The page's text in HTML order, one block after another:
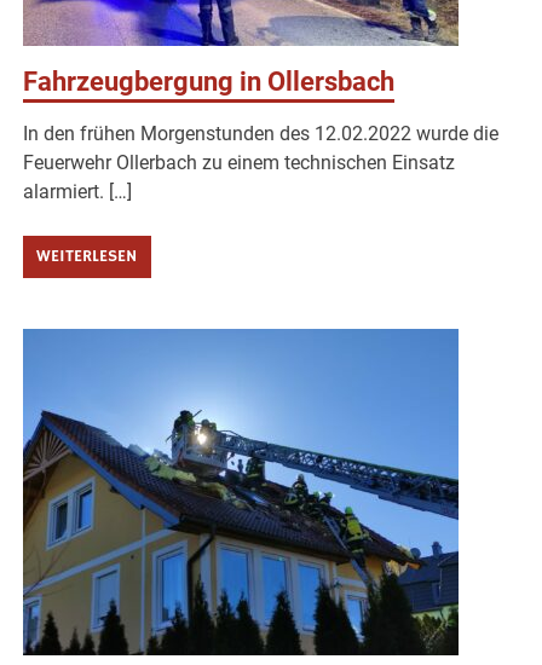
Fahrzeugbergung in Ollersbach
In den frühen Morgenstunden des 12.02.2022 wurde die
Feuerwehr Ollerbach zu einem technischen Einsatz
alarmiert. […]
WEITERLESEN